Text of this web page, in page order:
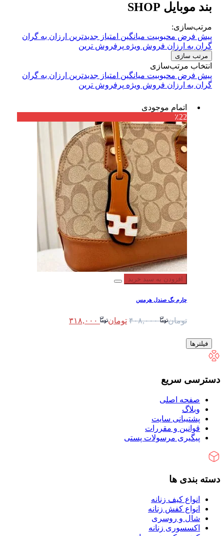
بند موبایل SHOP
مرتب‌سازی:
پیش فرض محبوبیت میانگین امتیاز جدیدترین ارزان به گران
گران به ارزان فروش ویژه پرفروش ترین
مرتب سازی
انتخاب مرتب‌سازی
پیش فرض محبوبیت میانگین امتیاز جدیدترین ارزان به گران
گران به ارزان فروش ویژه پرفروش ترین
اتمام موجودی
٪22
افزودن به سبد خرید
چارم بگ صندل هرمس
تومان ۴۰۸,۰۰۰ تومان
فیلترها
دسترسی سریع
صفحه اصلی
وبلاگ
پشتیبانی سایت
قوانین و مقررات
پیگیری مرسولات پستی
دسته بندی ها
انواع کیف زنانه
انواع کفش زنانه
شال و روسری
اکسسوری زنانه